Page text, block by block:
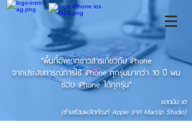
"พื้นที่อัพเดทข่าวสารเกี่ยวกับ iPhone
จากประสบการณ์การใช้ iPhone ทุกรุ่นมากว่า 10 ปี ผม
ซ่อม iPhone ได้ทุกรุ่น"
แอดมิน เอ
(ช่างซ่อมผลิตภัณฑ์ Apple จาก MacUp Studio)